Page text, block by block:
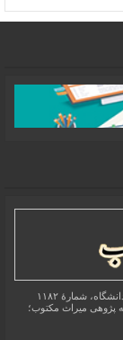
تهران، خیابان انقلاب اسلامی، بین خیابان ابوریحان و خیابان دانشگاه، شمارۀ ۱۱۸۲
عمومی مؤسسه پژوهی میراث مکتوب؛